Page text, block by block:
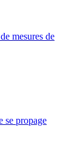
mesures de
se propage